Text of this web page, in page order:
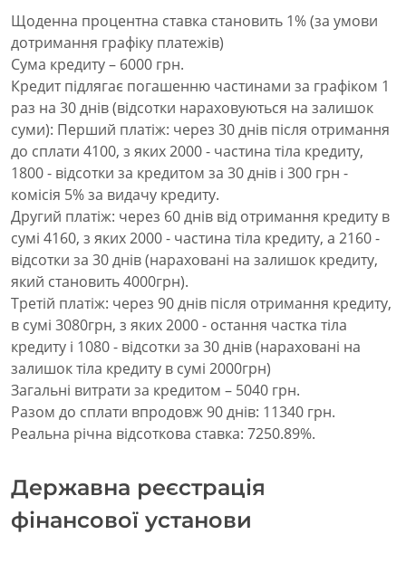
Щоденна процентна ставка становить 1% (за умови
дотримання графіку платежів)
Сума кредиту – 6000 грн.
Кредит підлягає погашенню частинами за графіком 1
раз на 30 днів (відсотки нараховуються на залишок
суми): Перший платіж: через 30 днів після отримання
до сплати 4100, з яких 2000 - частина тіла кредиту,
1800 - відсотки за кредитом за 30 днів і 300 грн -
комісія 5% за видачу кредиту.
Другий платіж: через 60 днів від отримання кредиту в
сумі 4160, з яких 2000 - частина тіла кредиту, а 2160 -
відсотки за 30 днів (нараховані на залишок кредиту,
який становить 4000грн).
Третій платіж: через 90 днів після отримання кредиту,
в сумі 3080грн, з яких 2000 - остання частка тіла
кредиту і 1080 - відсотки за 30 днів (нараховані на
залишок тіла кредиту в сумі 2000грн)
Загальні витрати за кредитом – 5040 грн.
Разом до сплати впродовж 90 днів: 11340 грн.
Реальна річна відсоткова ставка: 7250.89%.
Державна реєстрація
фінансової установи